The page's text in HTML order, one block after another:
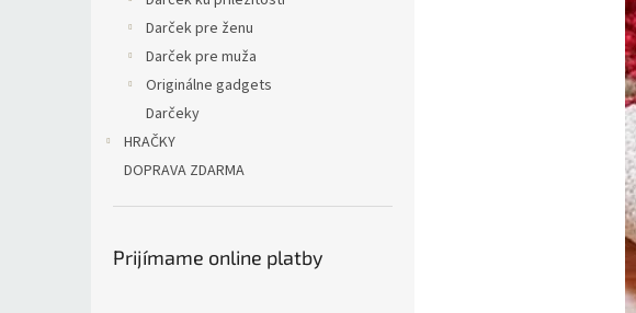
Darček pre ženu
Darček pre muža
Originálne gadgets
Darčeky
HRAČKY
DOPRAVA ZDARMA
Prijímame online platby